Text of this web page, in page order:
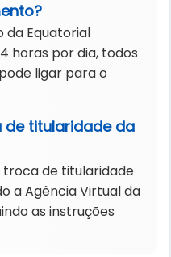
Equatorial
horas por dia, todos
ligar para o
de titularidade da
troca de titularidade
a Agência Virtual da
as instruções